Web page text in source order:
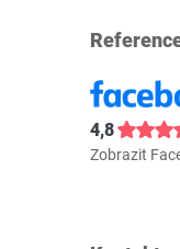
4,8
Zobrazit